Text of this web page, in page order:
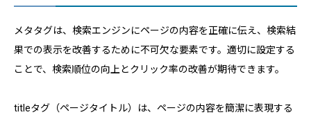
メタタグは、検索エンジンにページの内容を正確に伝え、検索結
果での表示を改善するために不可欠な要素です。適切に設定する
ことで、検索順位の向上とクリック率の改善が期待できます。
titleタグ（ページタイトル）は、ページの内容を簡潔に表現する